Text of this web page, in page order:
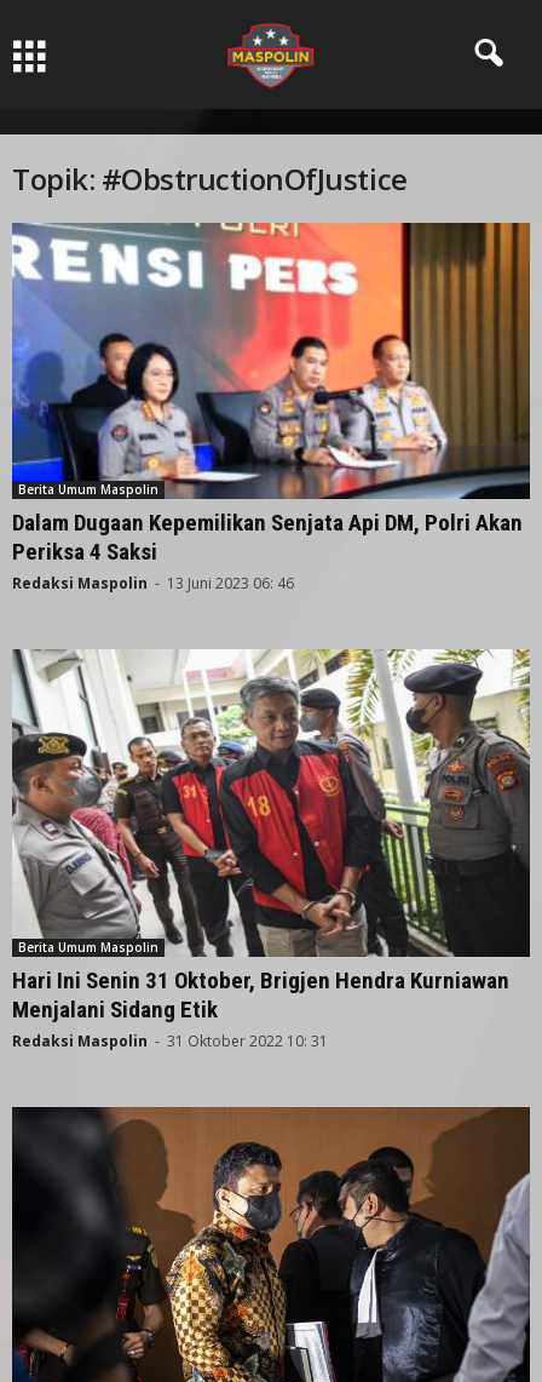
Topik: #ObstructionOfJustice
Berita Umum Maspolin
Dalam Dugaan Kepemilikan Senjata Api DM, Polri Akan
Periksa 4 Saksi
Redaksi Maspolin - 13 Juni 2023 06: 46
Berita Umum Maspolin
Hari Ini Senin 31 Oktober, Brigjen Hendra Kurniawan
Menjalani Sidang Etik
Redaksi Maspolin - 31 Oktober 2022 10: 31